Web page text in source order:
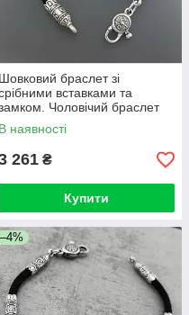
Шовковий браслет зі
вставками та
Чоловічий браслет
Спаси і Збережи діаметр 4
мм
В наявності
261 ₴
Купити
–4%